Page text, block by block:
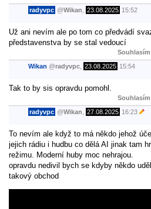
radyvpc @Wikan 23.08.2025 15:52
Už ani nevím ale po tom co předvádí
představenstva by se stal vedoucí
Souhlasím
Wikan @radyvpc 23.08.2025 15:54
Tak to by sis opravdu pomohl.
Souhlasím
radyvpc @Wikan 27.08.2025 16:23
To nevím ale když to má někdo jehož
jejich rádiu i hudbu co dělá AI jinak tam
režimu. Moderní huby moc nehrajou.
opravdu nedivil bych se kdyby někdo
takový obchod